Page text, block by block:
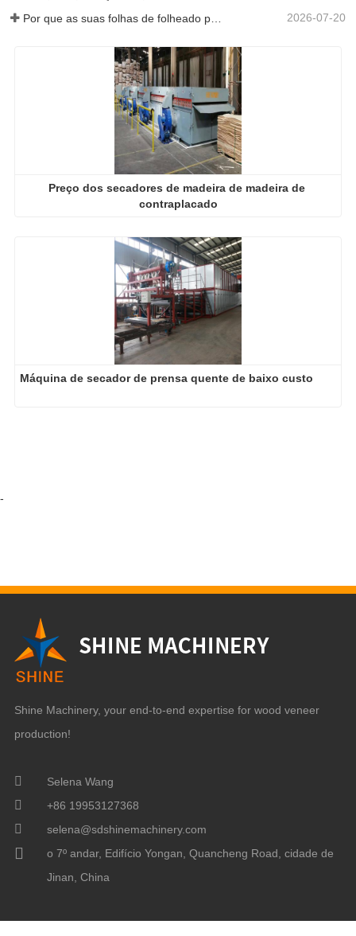
2026-07-20
Preço dos secadores de madeira de madeira de
contraplacado
Máquina de secador de prensa quente de baixo custo
-
Shine Machinery, your end-to-end expertise for wood veneer
production!
Selena Wang
+86 19953127368
selena@sdshinemachinery.com
o 7º andar, Edifício Yongan, Quancheng Road, cidade de
Jinan, China